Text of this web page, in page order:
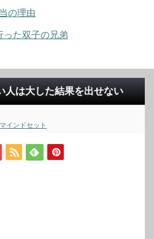
の理由
った双子の兄弟
人は大した結果を出せない
インドセット